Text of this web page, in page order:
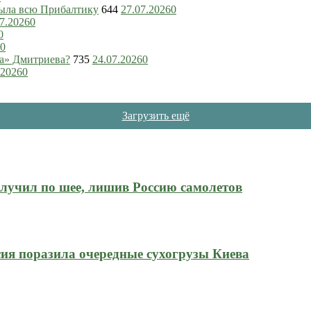
всю Прибалтику 644 27.07.20260
0
0
Дмитриева? 735 24.07.20260
0
Загрузить ещё
по шее, лишив Россию самолетов
поразила очередные сухогрузы Киева